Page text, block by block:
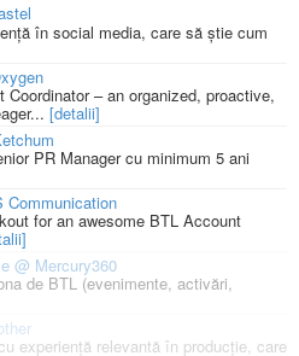
în social media, care să știe cum
Coordinator – an organized, proactive,
[detalii]
PR Manager cu minimum 5 ani
Communication
for an awesome BTL Account
@ Mercury360
de BTL (evenimente, activări,
experiență relevantă în producție, care